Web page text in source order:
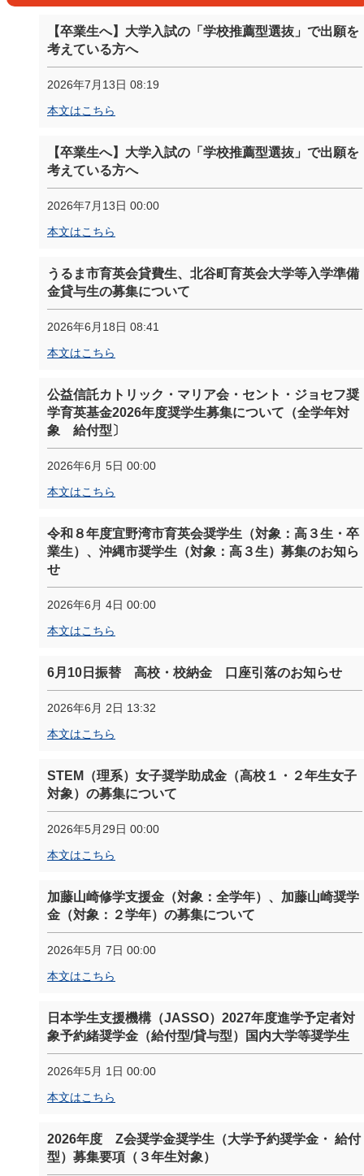
【卒業生へ】大学入試の「学校推薦型選抜」で出願を
考えている方へ
2026年7月13日 08:19
本文はこちら
【卒業生へ】大学入試の「学校推薦型選抜」で出願を
考えている方へ
2026年7月13日 00:00
本文はこちら
うるま市育英会貸費生、北谷町育英会大学等入学準備
金貸与生の募集について
2026年6月18日 08:41
本文はこちら
公益信託カトリック・マリア会・セント・ジョセフ奨
学育英基金2026年度奨学生募集について（全学年対
象 給付型〕
2026年6月 5日 00:00
本文はこちら
令和８年度宜野湾市育英会奨学生（対象：高３生・卒
業生）、沖縄市奨学生（対象：高３生）募集のお知ら
せ
2026年6月 4日 00:00
本文はこちら
6月10日振替 高校・校納金 口座引落のお知らせ
2026年6月 2日 13:32
本文はこちら
STEM（理系）女子奨学助成金（高校１・２年生女子
対象）の募集について
2026年5月29日 00:00
本文はこちら
加藤山崎修学支援金（対象：全学年）、加藤山崎奨学
金（対象：２学年）の募集について
2026年5月 7日 00:00
本文はこちら
日本学生支援機構（JASSO）2027年度進学予定者対
象予約緒奨学金（給付型/貸与型）国内大学等奨学生
2026年5月 1日 00:00
本文はこちら
2026年度 Z会奨学金奨学生（大学予約奨学金・ 給付
型）募集要項（３年生対象）